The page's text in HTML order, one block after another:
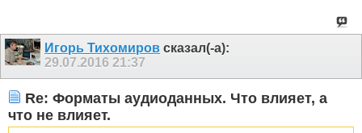
Игорь Тихомиров сказал(-а):
29.07.2016 21:37
Re: Форматы аудиоданных. Что влияет, а
что не влияет.